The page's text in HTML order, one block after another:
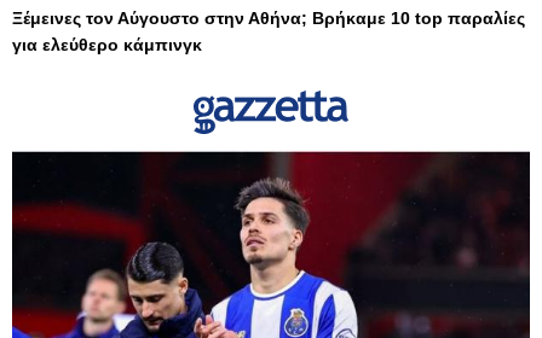
Ξέμεινες τον Αύγουστο στην Αθήνα; Βρήκαμε 10 top παραλίες
για ελεύθερο κάμπινγκ